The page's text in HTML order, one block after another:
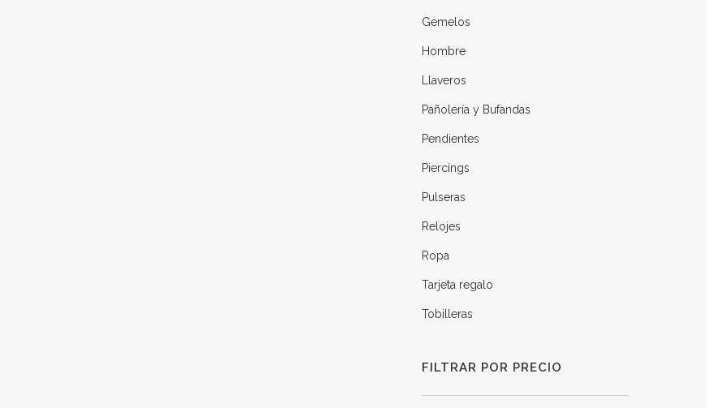
Gemelos
Hombre
Llaveros
Pañolería y Bufandas
Pendientes
Piercings
Pulseras
Relojes
Ropa
Tarjeta regalo
Tobilleras
FILTRAR POR PRECIO